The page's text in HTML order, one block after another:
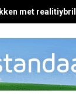
met realitiybril